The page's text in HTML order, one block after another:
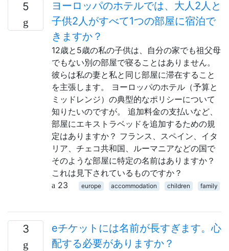
5
ヨーロッパのホテルでは、大人2人と
子供2人がすべて1つの部屋に宿泊で
きますか？
12歳と5歳の私の子供は、自分の家でも祖父母
でもない別の部屋で寝ることはありません。
彼らは私の妻と私と同じ部屋に滞在すること
を主張します。 ヨーロッパのホテル（予算と
ミッドレンジ）の典型的なポリシーについて
知りたいのですが。 追加料金の支払いなど、
部屋にエキストラベッドを追加するための規
定はありますか？ フランス、スペイン、イタ
リア、チェコ共和国、ルーマニアなどの国で
そのような部屋に特定の名前はありますか？
これは見下されているものですか？
23
europe accommodation children family
3
eチケットには名前が長すぎます。心
配する必要がありますか？